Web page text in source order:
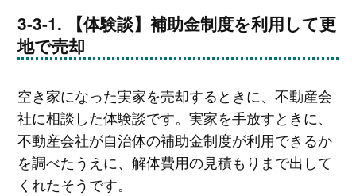
【体験談】補助金制度を利用して更
地で売却
空き家になった実家を売却するときに、不動産会
社に相談した体験談です。実家を手放すときに、
不動産会社が自治体の補助金制度が利用できるか
を調べたうえに、解体費用の見積もりまで出して
くれたそうです。